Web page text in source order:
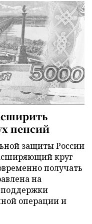
пенсий
защиты России
круг
получать
на
операции и